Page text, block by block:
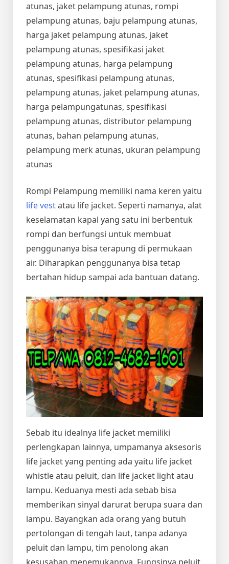
atunas, jaket pelampung atunas, rompi
pelampung atunas, baju pelampung atunas,
harga jaket pelampung atunas, jaket
pelampung atunas, spesifikasi jaket
pelampung atunas, harga pelampung
atunas, spesifikasi pelampung atunas,
pelampung atunas, jaket pelampung atunas,
harga pelampungatunas, spesifikasi
pelampung atunas, distributor pelampung
atunas, bahan pelampung atunas,
pelampung merk atunas, ukuran pelampung
atunas
Rompi Pelampung memiliki nama keren yaitu
life vestatau life jacket. Seperti namanya, alat
keselamatan kapal yang satu ini berbentuk
rompi dan berfungsi untuk membuat
penggunanya bisa terapung di permukaan
air. Diharapkan penggunanya bisa tetap
bertahan hidup sampai ada bantuan datang.
Sebab itu idealnya life jacket memiliki
perlengkapan lainnya, umpamanya aksesoris
life jacket yang penting ada yaitu life jacket
whistle atau peluit, dan life jacket light atau
lampu. Keduanya mesti ada sebab bisa
memberikan sinyal darurat berupa suara dan
lampu. Bayangkan ada orang yang butuh
pertolongan di tengah laut, tanpa adanya
peluit dan lampu, tim penolong akan
kesusahan menemukannya. Fungsinya peluit